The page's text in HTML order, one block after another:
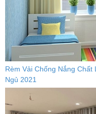
Rèm Vải Chống Nắng Chất
Ngủ 2021